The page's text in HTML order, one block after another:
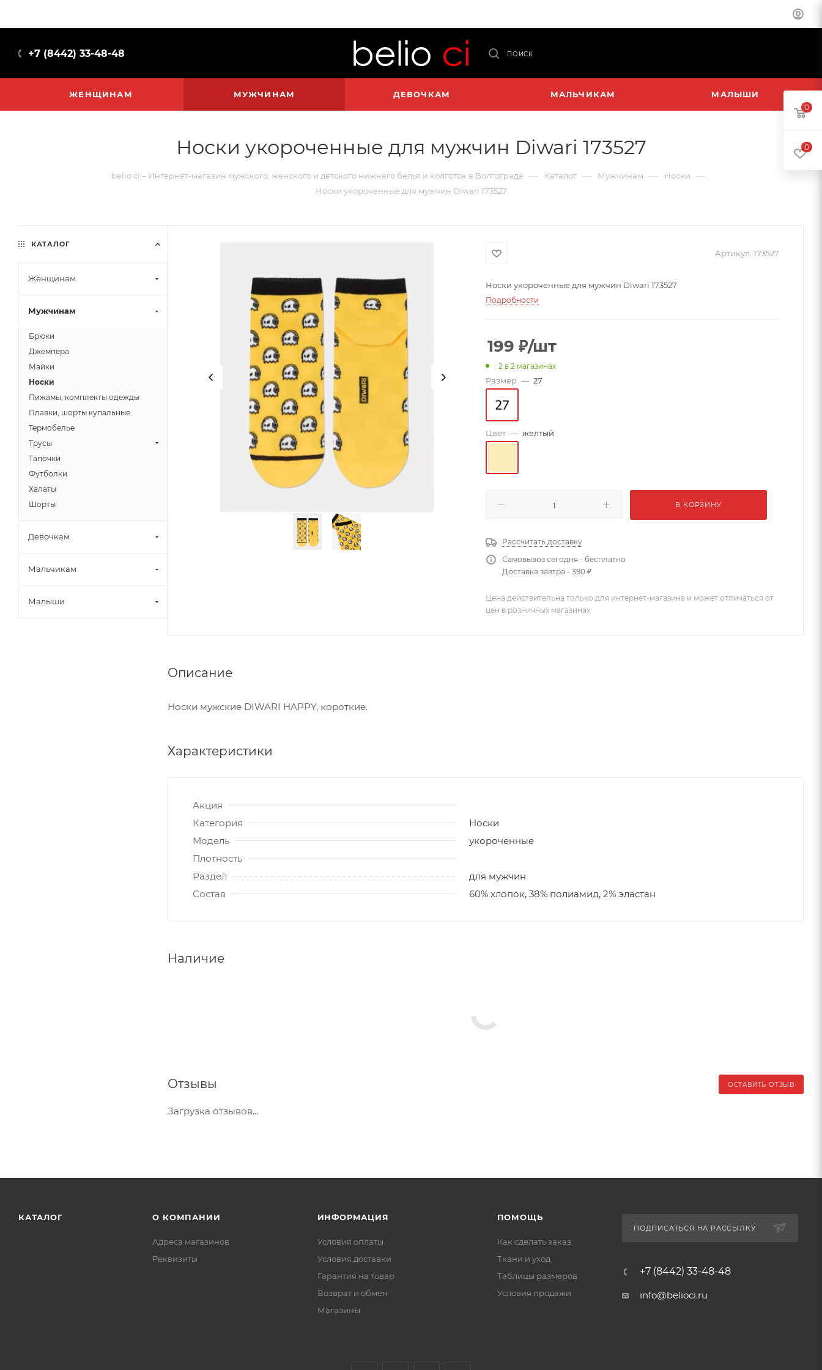
+7 (8442) 33-48-48 ПОИСК
ЖЕНЩИНАМ МУЖЧИНАМ ДЕВОЧКАМ МАЛЬЧИКАМ МАЛЫШИ
Носки укороченные для мужчин Diwari 173527
belio ci – Интернет-магазин мужского, женского и детского нижнего белья и колготок в Волгограде — Каталог — Мужчинам — Носки —
Носки укороченные для мужчин Diwari 173527
Артикул: 173527
Носки укороченные для мужчин Diwari 173527
Подробности
199 ₽/шт
: 2 в 2 магазинах
Размер — 27
Цвет — желтый
В КОРЗИНУ
Рассчитать доставку
Самовывоз сегодня - бесплатно
Доставка завтра - 390 ₽
Цена действительна только для интернет-магазина и может отличаться от
цен в розничных магазинах
Описание
Носки мужские DIWARI HAPPY, короткие.
Характеристики
Акция
Категория
Носки
Модель
укороченные
Плотность
Раздел
для мужчин
Состав
60% хлопок, 38% полиамид, 2% эластан
Наличие
Отзывы ОСТАВИТЬ ОТЗЫВ
Загрузка отзывов...
КАТАЛОГ
Женщинам
Мужчинам
Брюки
Джемпера
Майки
Носки
Пижамы, комплекты одежды
Плавки, шорты купальные
Термобелье
Трусы
Тапочки
Футболки
Халаты
Шорты
Девочкам
Мальчикам
Малыши
КАТАЛОГ О КОМПАНИИ
Адреса магазинов
Реквизиты
ИНФОРМАЦИЯ
Условия оплаты
Условия доставки
Гарантия на товар
Возврат и обмен
Магазины
ПОМОЩЬ
Как сделать заказ
Ткани и уход
Таблицы размеров
Условия продажи
ПОДПИСАТЬСЯ НА РАССЫЛКУ
+7 (8442) 33-48-48
info@belioci.ru
0
0